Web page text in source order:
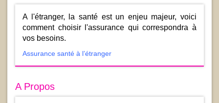
A l'étranger, la santé est un enjeu majeur, voici
comment choisir l'assurance qui correspondra à
vos besoins.
Assurance santé à l’étranger
A Propos